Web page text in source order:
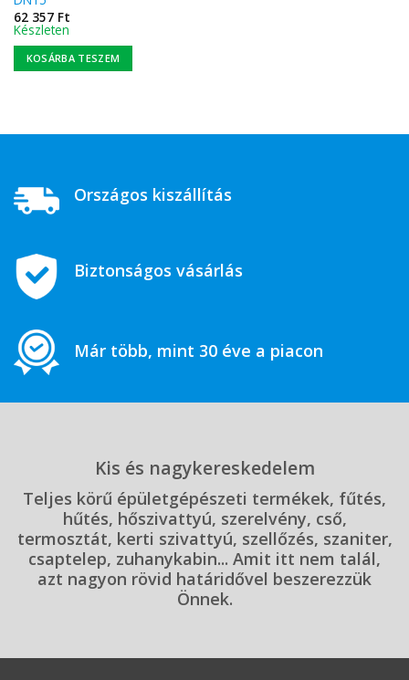
62 357 Ft
Készleten
KOSÁRBA TESZEM
Országos kiszállítás
Biztonságos vásárlás
Már több, mint 30 éve a piacon
Kis és nagykereskedelem
Teljes körű épületgépészeti termékek, fűtés,
hűtés, hőszivattyú, szerelvény, cső,
termosztát, kerti szivattyú, szellőzés, szaniter,
csaptelep, zuhanykabin... Amit itt nem talál,
azt nagyon rövid határidővel beszerezzük
Önnek.